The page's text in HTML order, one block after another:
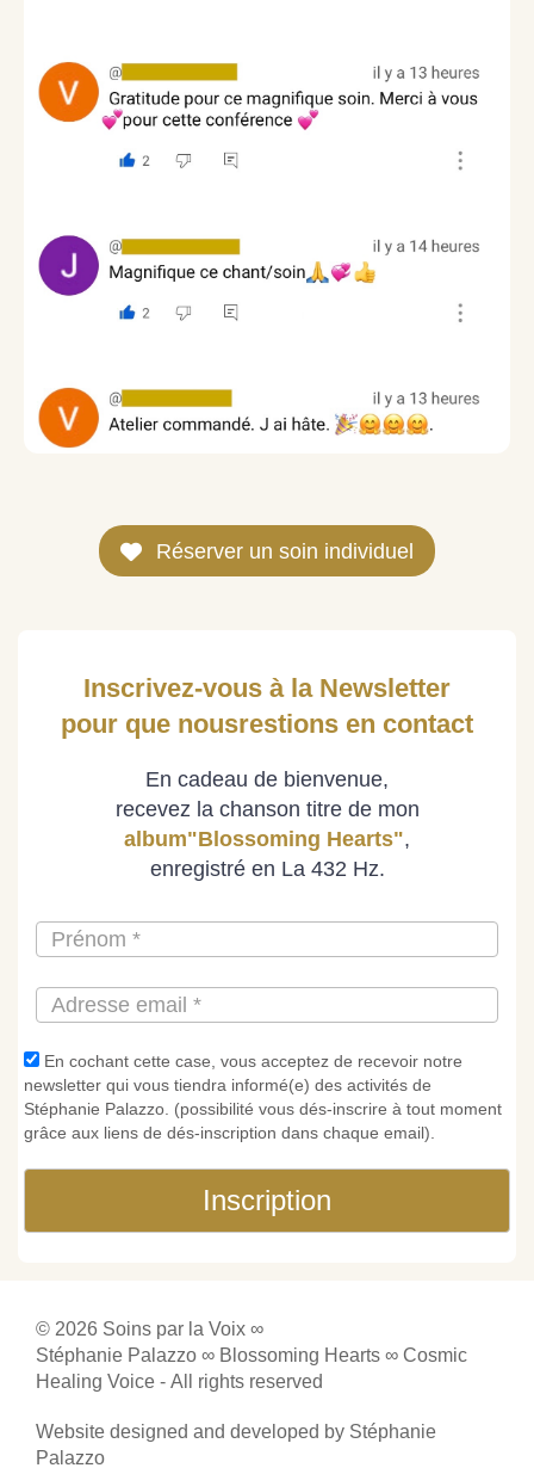
Réserver un soin individuel
Inscrivez-vous à la Newsletter
pour que nousrestions en contact
En cadeau de bienvenue,
recevez la chanson titre de mon
album"Blossoming Hearts",
enregistré en La 432 Hz.
En cochant cette case, vous acceptez de recevoir notre
newsletter qui vous tiendra informé(e) des activités de
Stéphanie Palazzo. (possibilité vous dés-inscrire à tout moment
grâce aux liens de dés-inscription dans chaque email).
Inscription
© 2026 Soins par la Voix ∞
Stéphanie Palazzo ∞ Blossoming Hearts ∞ Cosmic
Healing Voice - All rights reserved
Website designed and developed by Stéphanie
Palazzo